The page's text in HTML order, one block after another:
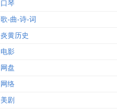
口琴
歌-曲-诗-词
炎黄历史
电影
网盘
网络
美剧